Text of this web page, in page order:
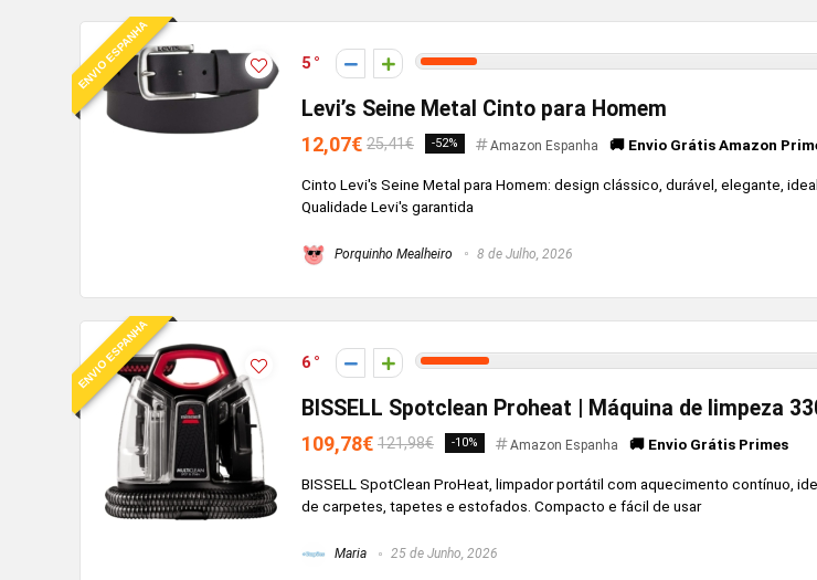
ENVIO ESPANHA 5
Levi’s Seine Metal Cinto para Homem
12,07€ 25,41€ -52% Amazon Espanha 🚚 Envio Grátis Amazon
Cinto Levi's Seine Metal para Homem: design clássico, durável, elegante,
Qualidade Levi's garantida
Porquinho Mealheiro 8 de Julho, 2026
ENVIO ESPANHA 6
BISSELL Spotclean Proheat | Máquina de limpeza
109,78€ 121,98€ -10% Amazon Espanha 🚚 Envio Grátis Primes
BISSELL SpotClean ProHeat, limpador portátil com aquecimento contínuo,
de carpetes, tapetes e estofados. Compacto e fácil de usar
Maria 25 de Junho, 2026